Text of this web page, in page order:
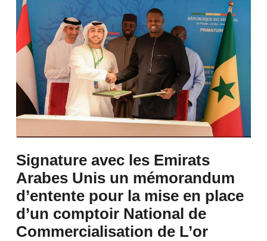
Signature avec les Emirats
Arabes Unis un mémorandum
d’entente pour la mise en place
d’un comptoir National de
Commercialisation de L’or